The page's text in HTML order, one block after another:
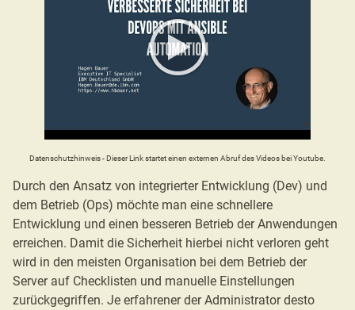
Datenschutzhinweis - Dieser Link startet einen externen Abruf des Videos bei Youtube.
Durch den Ansatz von integrierter Entwicklung (Dev) und
dem Betrieb (Ops) möchte man eine schnellere
Entwicklung und einen besseren Betrieb der Anwendungen
erreichen. Damit die Sicherheit hierbei nicht verloren geht
wird in den meisten Organisation bei dem Betrieb der
Server auf Checklisten und manuelle Einstellungen
zurückgegriffen. Je erfahrener der Administrator desto